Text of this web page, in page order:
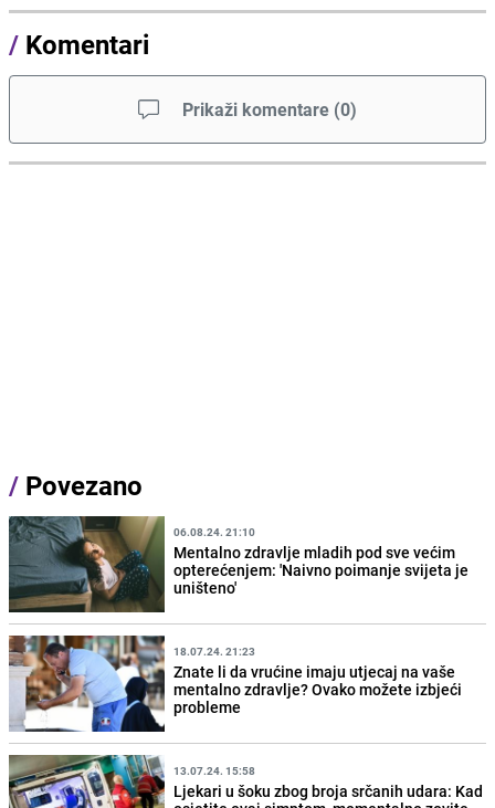
/ Komentari
Prikaži komentare (0)
/ Povezano
06.08.24. 21:10
Mentalno zdravlje mladih pod sve većim
opterećenjem: 'Naivno poimanje svijeta je
uništeno'
18.07.24. 21:23
Znate li da vrućine imaju utjecaj na vaše
mentalno zdravlje? Ovako možete izbjeći
probleme
13.07.24. 15:58
Ljekari u šoku zbog broja srčanih udara: Kad